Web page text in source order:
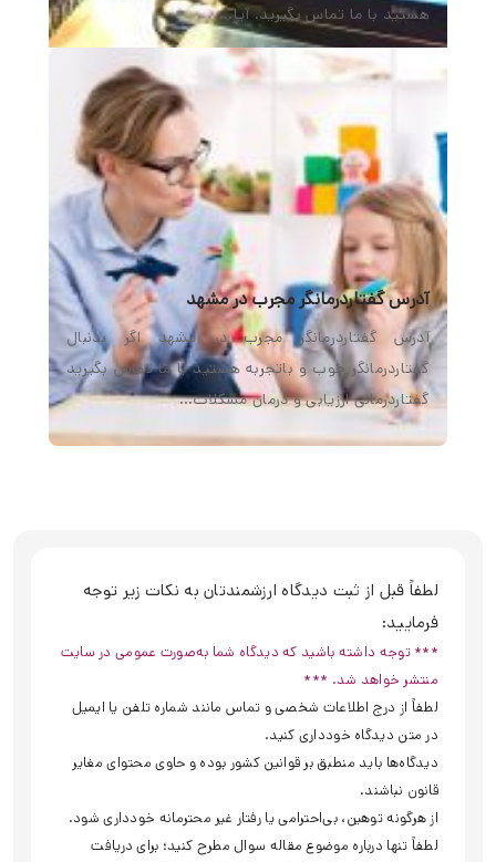
هستید با ما تماس بگیرید. آیا…
آدرس گفتاردرمانگر مجرب در مشهد
آدرس گفتاردرمانگر مجرب در مشهد اگر بدنبال
گفتاردرمانگر خوب و باتجربه هستید با ما تماس بگیرید
گفتاردرمانی ارزیابی و درمان مشکلات…
لطفاً قبل از ثبت دیدگاه ارزشمندتان به نکات زیر توجه
فرمایید:
*** توجه داشته باشید که دیدگاه شما به‌صورت عمومی در سایت
منتشر خواهد شد. ***
لطفاً از درج اطلاعات شخصی و تماس مانند شماره تلفن یا ایمیل
در متن دیدگاه خودداری کنید.
دیدگاه‌ها باید منطبق بر قوانین کشور بوده و حاوی محتوای مغایر
قانون نباشند.
از هرگونه توهین، بی‌احترامی یا رفتار غیر محترمانه خودداری شود.
لطفاً تنها درباره موضوع مقاله سوال مطرح کنید؛ برای دریافت